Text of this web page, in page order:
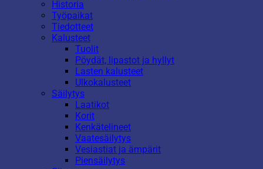
Historia
Työpaikat
Tiedotteet
Kalusteet
Tuolit
Pöydät, lipastot ja hyllyt
Lasten kalusteet
Ulkokalusteet
Säilytys
Laatikot
Korit
Kenkätelineet
Vaatesäilytys
Vesiastiat ja ämpärit
Piensäilytys